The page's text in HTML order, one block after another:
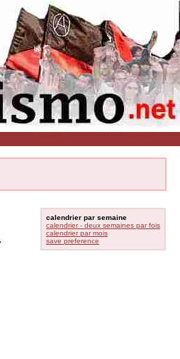
calendrier par semaine
calendrier - deux semaines par fois
calendrier par mois
save preference